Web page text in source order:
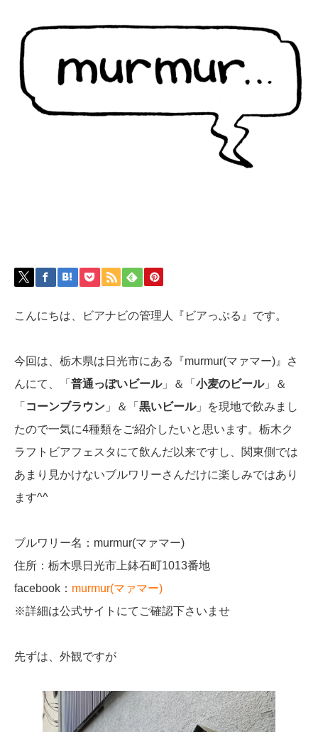
こんにちは、ビアナビの管理人『ビアっぷる』です。
今回は、栃木県は日光市にある『murmur(マァマー)』さ
んにて、「 普通っぽいビール」＆「 小麦のビール」＆
「 コーンブラウン 」＆「 黒いビール」を現地で飲みまし
たので一気に4種類をご紹介したいと思います。栃木ク
ラフトビアフェスタにて飲んだ以来ですし、関東側では
あまり見かけないブルワリーさんだけに楽しみではあり
ます^^
ブルワリー名：murmur(マァマー)
住所：栃木県日光市上鉢石町1013番地
facebook： murmur(マァマー)
※詳細は公式サイトにてご確認下さいませ
先ずは、外観ですが